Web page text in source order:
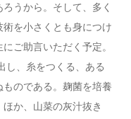
うから。そして、多く
を小さくとも身につけ
ご助言いただく予定。
し、糸をつくる、ある
のである。麹菌を培養
か、山菜の灰汁抜き